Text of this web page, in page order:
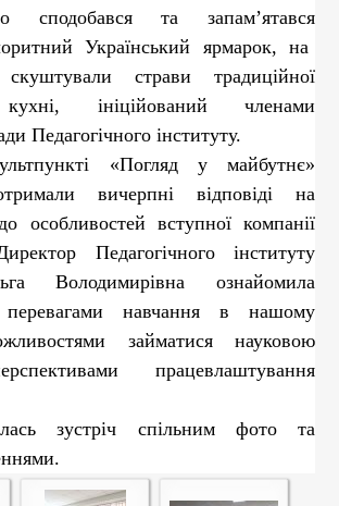
сподобався
та запам’ятався
Український ярмарок, на
страви традиційної
кухні, ініційований членами
Педагогічного інституту.
«Погляд у майбутнє»
вичерпні відповіді на
особливостей вступної компанії
Педагогічного інституту
Володимирівна ознайомила
перевагами навчання в нашому
займатися науковою
працевлаштування
зустріч спільним фото та